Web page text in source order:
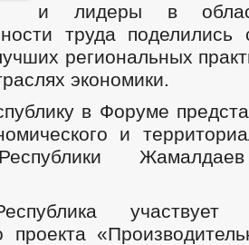
и лидеры в
труда
региональных
экономики.
в Форуме
и
проекта